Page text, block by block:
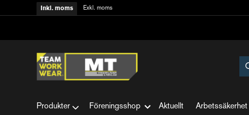
Inkl. moms Exkl. moms
Produkter Föreningsshop Aktuellt Arbetssäkerhet